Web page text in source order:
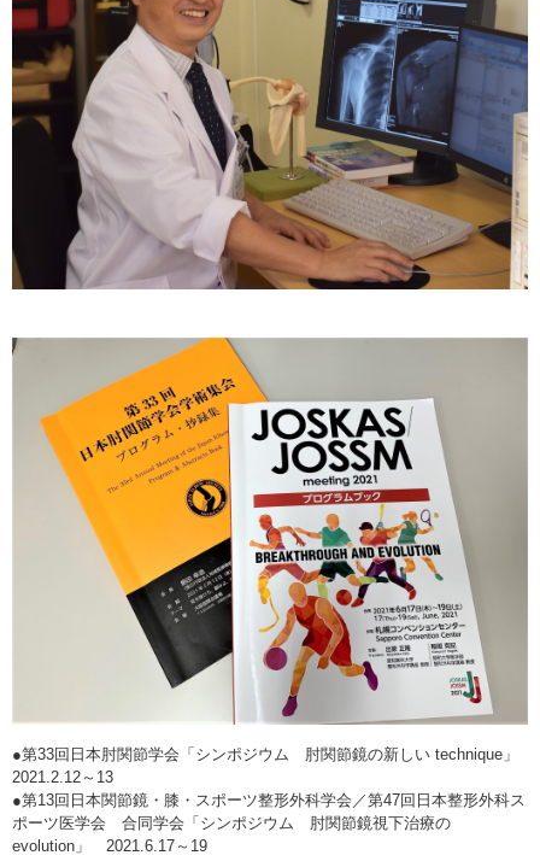
●第33回日本肘関節学会「シンポジウム 肘関節鏡の新しい technique」
2021.2.12～13
●第13回日本関節鏡・膝・スポーツ整形外科学会／第47回日本整形外科ス
ポーツ医学会 合同学会「シンポジウム 肘関節鏡視下治療の
evolution」 2021.6.17～19